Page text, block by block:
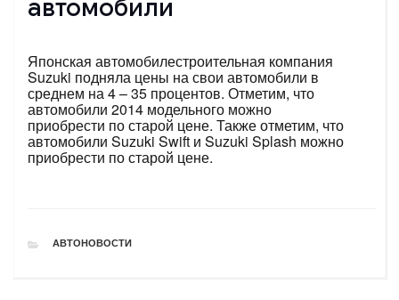
автомобили
Японская автомобилестроительная компания
Suzuki подняла цены на свои автомобили в
среднем на 4 – 35 процентов. Отметим, что
автомобили 2014 модельного можно
приобрести по старой цене. Также отметим, что
автомобили Suzuki Swift и Suzuki Splash можно
приобрести по старой цене.
РУБРИКИ
АВТОНОВОСТИ